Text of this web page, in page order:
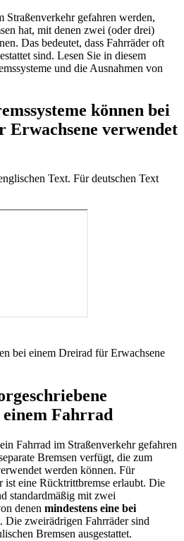
Straßenverkehr gefahren werden,
hat, mit denen zwei (oder drei)
Das bedeutet, dass Fahrräder oft
sind. Lesen Sie in diesem
und die Ausnahmen von
können bei
verwendet
Text. Für deutschen Text
bei einem Dreirad für Erwachsene
einem Fahrrad
Fahrrad im Straßenverkehr gefahren
Bremsen verfügt, die zum
werden können. Für
ist eine Rücktrittbremse erlaubt. Die
standardmäßig mit zwei
denen mindestens eine bei
Die zweirädrigen Fahrräder sind
Bremsen ausgestattet.